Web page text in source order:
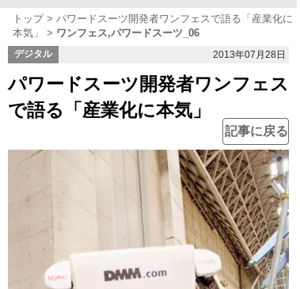
トップ
パワードスーツ開発者ワンフェスで語る「産業化に
本気」
ワンフェス,パワードスーツ_06
デジタル 2013年07月28日
パワードスーツ開発者ワンフェス
で語る「産業化に本気」
記事に戻る